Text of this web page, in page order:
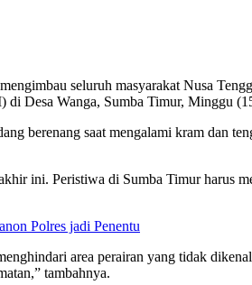
seluruh masyarakat Nusa
di Desa Wanga, Sumba Timur, Minggu
berenang saat mengalami kram dan
ini. Peristiwa di Sumba Timur harus
Polres jadi Penentu
area perairan yang tidak
tambahnya.